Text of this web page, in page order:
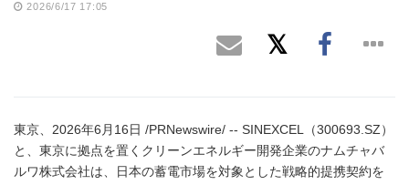
2026/6/17 17:05
東京、2026年6月16日 /PRNewswire/ -- SINEXCEL（300693.SZ）
と、東京に拠点を置くクリーンエネルギー開発企業のナムチャバ
ルワ株式会社は、日本の蓄電市場を対象とした戦略的提携契約を